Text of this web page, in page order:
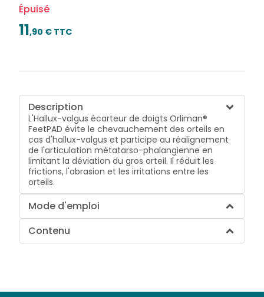
Épuisé
11,90 € TTC
Description
L'Hallux-valgus écarteur de doigts Orliman®
FeetPAD évite le chevauchement des orteils en
cas d'hallux-valgus et participe au réalignement
de l'articulation métatarso-phalangienne en
limitant la déviation du gros orteil. Il réduit les
frictions, l'abrasion et les irritations entre les
orteils.
Mode d'emploi
Contenu